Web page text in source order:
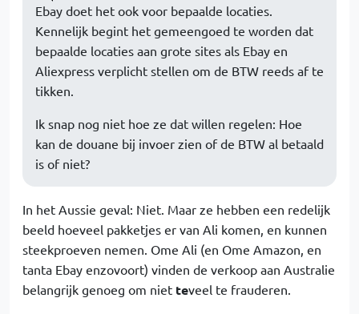
Ebay doet het ook voor bepaalde locaties.
Kennelijk begint het gemeengoed te worden dat
bepaalde locaties aan grote sites als Ebay en
Aliexpress verplicht stellen om de BTW reeds af te
tikken.
Ik snap nog niet hoe ze dat willen regelen: Hoe
kan de douane bij invoer zien of de BTW al betaald
is of niet?
In het Aussie geval: Niet. Maar ze hebben een redelijk
beeld hoeveel pakketjes er van Ali komen, en kunnen
steekproeven nemen. Ome Ali (en Ome Amazon, en
tanta Ebay enzovoort) vinden de verkoop aan Australie
belangrijk genoeg om niet teveel te frauderen.